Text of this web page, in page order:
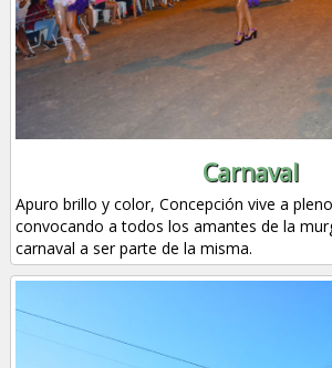
Carnaval
Apuro brillo y color, Concepción vive a
convocando a todos los amantes de la
carnaval a ser parte de la misma.